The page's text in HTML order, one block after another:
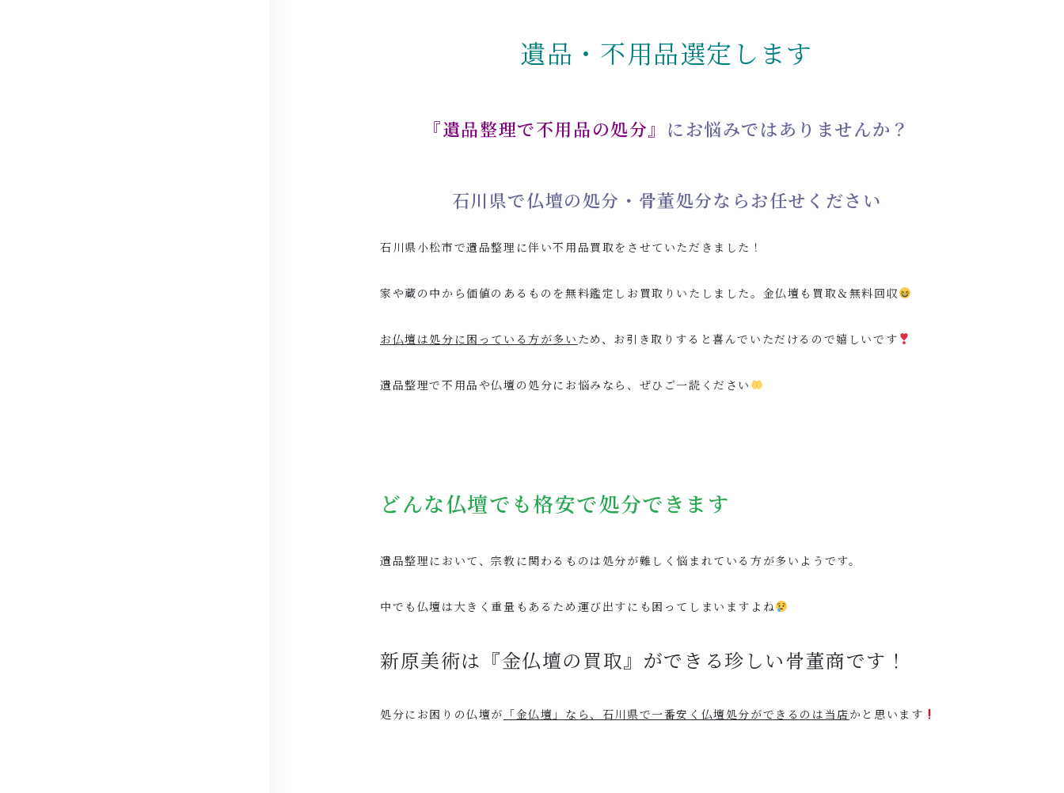
遺品・不用品選定します
『遺品整理で不用品の処分』 にお悩みではありませんか？
石川県で仏壇の処分・骨董処分ならお任せください
石川県小松市で遺品整理に伴い不用品買取をさせていただきました！
家や蔵の中から価値のあるものを無料鑑定しお買取りいたしました。金仏壇も買取＆無料回収
お仏壇は処分に困っている方が多い ため、お引き取りすると喜んでいただけるので嬉しいです
遺品整理で不用品や仏壇の処分にお悩みなら、ぜひご一読ください
どんな仏壇でも格安で処分できます
遺品整理において、宗教に関わるものは処分が難しく悩まれている方が多いようです。
中でも仏壇は大きく重量もあるため運び出すにも困ってしまいますよね
新原美術は『金仏壇の買取』ができる珍しい骨董商です！
処分にお困りの仏壇が 「金仏壇」なら、石川県で一番安く仏壇処分ができるのは当店かと思います